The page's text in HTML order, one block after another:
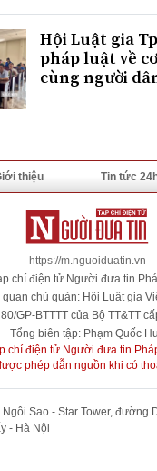
Hội Luật gia
pháp luật về
cùng người
thiệu Tin tức
https://m.nguoiduatin.vn
chí điện tử Người đưa tin
chủ quản: Hội Luật gia
GP-BTTTT của Bộ TT&TT
Tổng biên tập: Phạm Quốc
chí điện tử Người đưa tin
phép dẫn nguồn khi có
Ngôi Sao - Star Tower, đường
- Hà Nội